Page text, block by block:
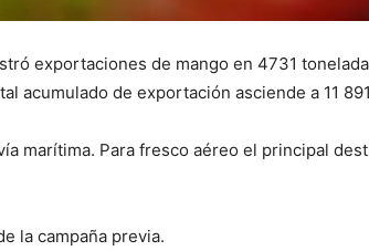
exportaciones de mango en 4731
acumulado de exportación asciende a 11
marítima. Para fresco aéreo el principal
la campaña previa.